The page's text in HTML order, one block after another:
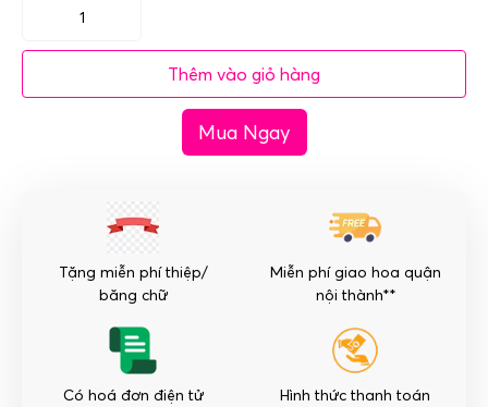
Lẵng
hoa
Động
lượng
Thêm vào giỏ hàng
Mua Ngay
Tặng miễn phí thiệp/
băng chữ
Miễn phí giao hoa quận
nội thành**
Có hoá đơn điện tử
Hình thức thanh toán